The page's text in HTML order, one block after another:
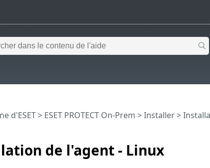
de l'agent - Linux
d'ESET> ESET PROTECT On-Prem >Installer>